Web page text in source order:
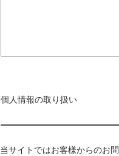
個人情報の取り扱い
当サイトではお客様からのお